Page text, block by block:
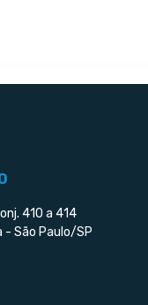
410 a 414
- São Paulo/SP